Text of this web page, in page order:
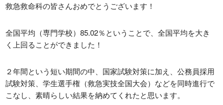
入学案内
募集要項
総合型選抜
特待生制度
資格・経歴による学費給付制度
各種制度
お問い合わせ
お問い合わせ
救急救命科の皆さんおめでとうございます！
全国平均（専門学校）85.02％ということで、全国平均を大き
く上回ることができました！
２年間という短い期間の中、国家試験対策に加え、公務員採用
試験対策、学生選手権（救急実技全国大会）などを同時進行で
こなし、素晴らしい結果を納めてくれたと思います。